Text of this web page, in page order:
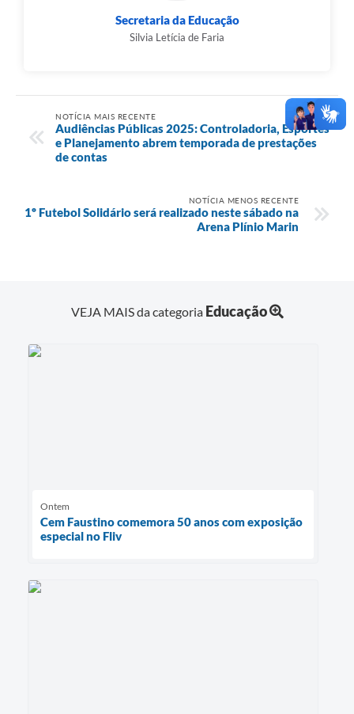
Secretaria da Educação
Silvia Letícia de Faria
NOTÍCIA MAIS RECENTE
Audiências Públicas 2025: Controladoria, Esportes
e Planejamento abrem temporada de prestações
de contas
NOTÍCIA MENOS RECENTE
1º Futebol Solidário será realizado neste sábado na
Arena Plínio Marin
VEJA MAIS da categoria Educação
Ontem
Cem Faustino comemora 50 anos com exposição
especial no Fliv